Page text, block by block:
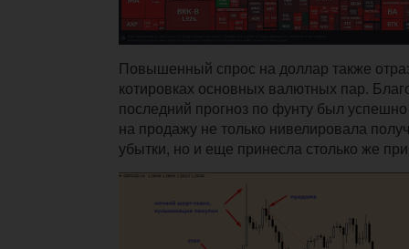
Повышенный спрос на доллар также
котировках основных валютных пар.
последний прогноз по фунту был
на продажу не только нивелировала
убытки, но и еще принесла столько же